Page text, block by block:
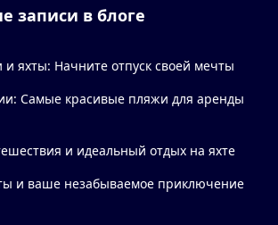
записи в блоге
яхты: Начните отпуск своей мечты
Самые красивые пляжи для аренды
и идеальный отдых на яхте
и ваше незабываемое приключение